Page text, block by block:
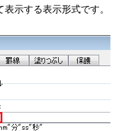
表示する表示形式です。